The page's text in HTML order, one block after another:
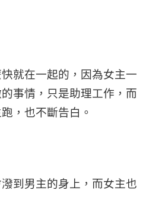
就在一起的，因為女主一
事情，只是助理工作，而
，也不斷告白。
到男主的身上，而女主也